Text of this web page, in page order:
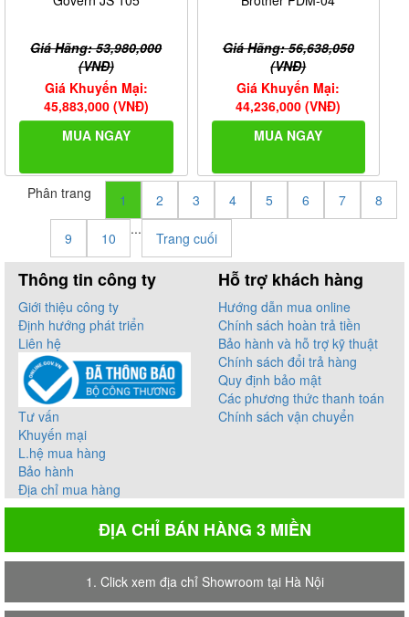
Giá Hãng: 53,980,000
(VNĐ)
Giá Khuyến Mại:
45,883,000 (VNĐ)
MUA NGAY
Giá Hãng: 56,638,050
(VNĐ)
Giá Khuyến Mại:
44,236,000 (VNĐ)
MUA NGAY
Phân trang 1 2 3 4 5 6 7 8
9 10
...
Trang cuối
Thông tin công ty
Giới thiệu công ty
Định hướng phát triển
Liên hệ
Tư vấn
Khuyến mại
L.hệ mua hàng
Bảo hành
Địa chỉ mua hàng
Hỗ trợ khách hàng
Hướng dẫn mua online
Chính sách hoàn trả tiền
Bảo hành và hỗ trợ kỹ thuật
Chính sách đổi trả hàng
Quy định bảo mật
Các phương thức thanh toán
Chính sách vận chuyển
ĐỊA CHỈ BÁN HÀNG 3 MIỀN
1. Click xem địa chỉ Showroom tại Hà Nội